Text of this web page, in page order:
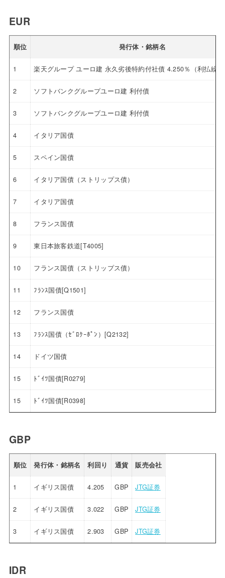
EUR
順位 発行体・銘柄名
1 楽天グループ ユーロ建 永久劣後特約付社債 4.250％（利払繰
2 ソフトバンクグループユーロ建 利付債
3 ソフトバンクグループユーロ建 利付債
4 イタリア国債
5 スペイン国債
6 イタリア国債（ストリップス債）
7 イタリア国債
8 フランス国債
9 東日本旅客鉄道[T4005]
10 フランス国債（ストリップス債）
11 ﾌﾗﾝｽ国債[Q1501]
12 フランス国債
13 ﾌﾗﾝｽ国債（ｾﾞﾛｸｰﾎﾟﾝ）[Q2132]
14 ドイツ国債
15 ﾄﾞｲﾂ国債[R0279]
15 ﾄﾞｲﾂ国債[R0398]
GBP
順位 発行体・銘柄名 利回り 通貨 販売会社
1 イギリス国債 4.205 GBP JTG証券
2 イギリス国債 3.022 GBP JTG証券
3 イギリス国債 2.903 GBP JTG証券
IDR